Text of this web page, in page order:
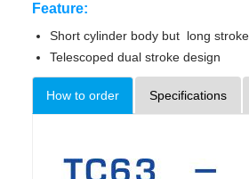
Feature:
Short cylinder body but long
Telescoped dual stroke design
How to order Specifications